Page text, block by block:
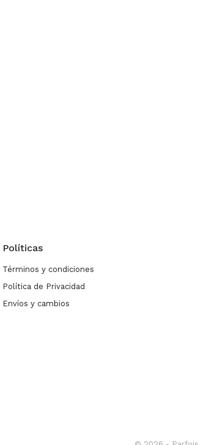
Políticas
Términos y condiciones
Política de Privacidad
Envíos y cambios